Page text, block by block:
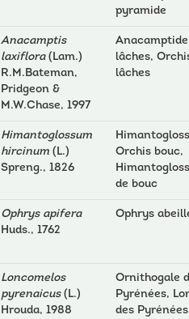
pyramide
Anacamptis
laxiflora(Lam.)
R.M.Bateman,
Pridgeon &
M.W.Chase, 1997
lâches,
lâches
Himantoglossum
hircinum (L.)
Spreng., 1826
Orchis bouc,
de bouc
Ophrys apifera
Huds., 1762
Ophrys
Loncomelos
pyrenaicus(L.)
Hrouda, 1988
Ornithogale
Pyrénées,
des